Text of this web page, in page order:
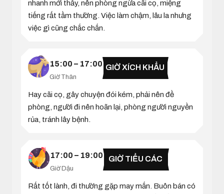
nhanh mới thấy, nên phòng ngừa cãi cọ, miệng
tiếng rất tầm thường. Việc làm chậm, lâu la nhưng
việc gì cũng chắc chắn.
15:00 – 17:00
Giờ Thân
GIỜ XÍCH KHẨU
Hay cãi cọ, gây chuyện đói kém, phải nên đề
phòng, người đi nên hoãn lại, phòng người nguyền
rủa, tránh lây bệnh.
17:00 – 19:00
Giờ Dậu
GIỜ TIỂU CÁC
Rất tốt lành, đi thường gặp may mắn. Buôn bán có